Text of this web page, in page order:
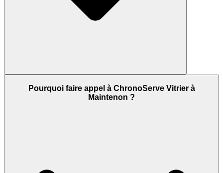
Pourquoi faire appel à ChronoServe Vitrier à
Maintenon ?